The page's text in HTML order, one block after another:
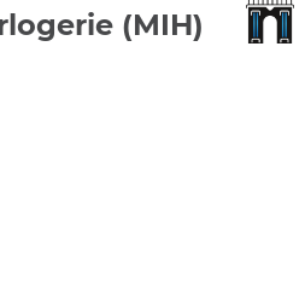
(MIH)